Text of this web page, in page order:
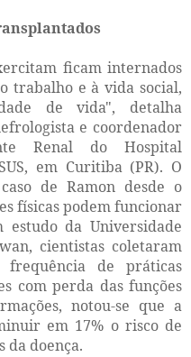
ficam internados
trabalho e à vida social,
de vida", detalha
e coordenador
Renal do Hospital
em Curitiba (PR). O
de Ramon desde o
físicas podem funcionar
da Universidade
cientistas coletaram
de práticas
com perda das funções
notou-se que a
em 17% o risco de
da doença.